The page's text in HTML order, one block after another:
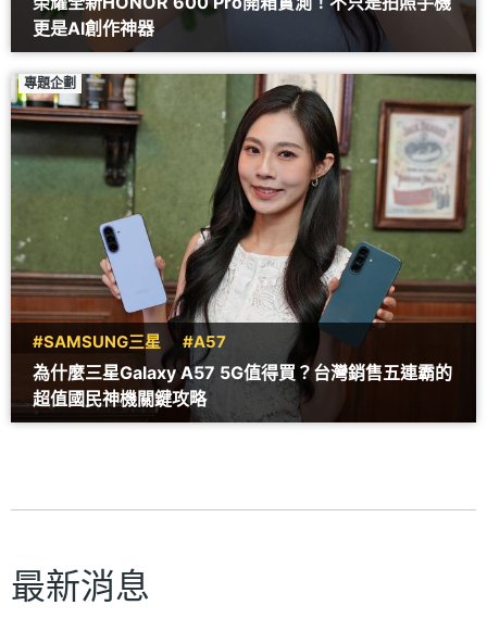
更是AI創作神器
專題企劃
#SAMSUNG三星 #A57
為什麼三星Galaxy A57 5G值得買？台灣銷售五連霸的
超值國民神機關鍵攻略
最新消息